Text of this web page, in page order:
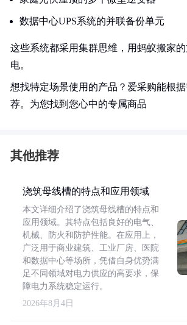
数据中心UPS系统的并联备份单元
这些系统都采用集群思维，用蚂蚁搬家
电。
想找特定场景使用的产品？爱采购能根
荐。为您找到您心中的专属商品
其他推荐
浇筑母线槽的特点和应用领域
本文详细介绍了浇筑母线槽的特点和
应用领域。其特点包括良好的电气、
机械、防火和防护性能。在应用上，
广泛用于商业建筑、工业厂房、医院
和数据中心等场所，凭借自身优势满
足不同领域对电力供应的高要求，保
障电力系统稳定运行。
2026年8月4日